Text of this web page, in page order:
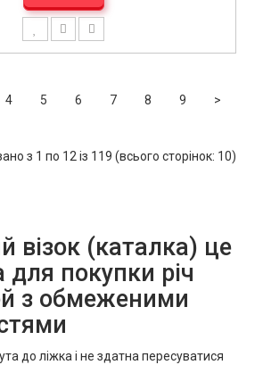
4 5 6 7 8 9
>
з 1 по 12 із 119 (всього сторінок: 10)
візок (каталка) це
для покупки річ
з обмеженими
до ліжка і не здатна пересуватися